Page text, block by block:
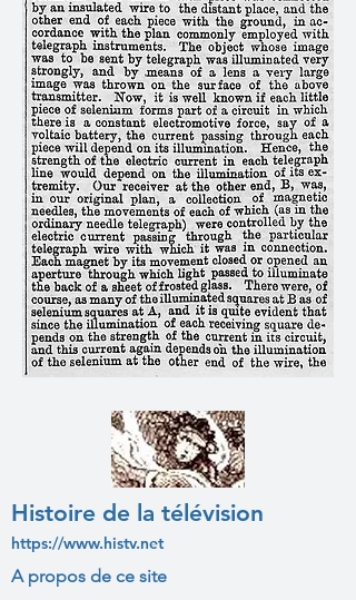
Histoire de la télévision
https://www.histv.net
A propos de ce site